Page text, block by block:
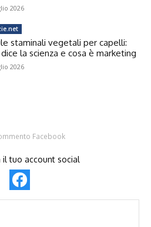
2026
staminali vegetali per capelli:
la scienza e cosa è marketing
2026
Facebook
il tuo account social